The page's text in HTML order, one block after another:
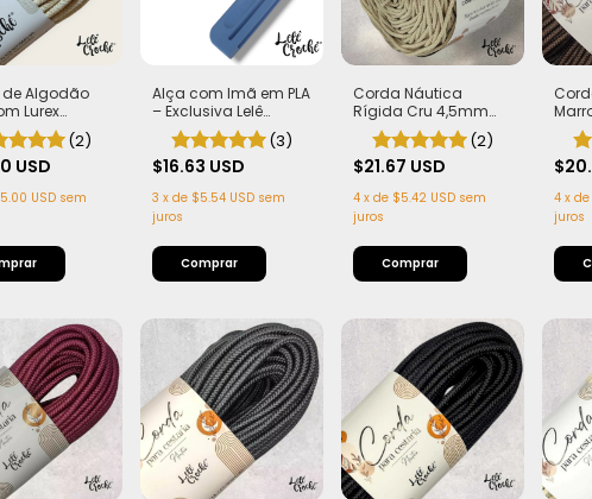
Algodão
Lurex
- Edição
| 100% (2)
USD
USD sem
Alça com Imã em PLA
– Exclusiva Lelê
Crochê
(3)
$16.63 USD
3 x de $5.54 USD sem
juros
Comprar
Corda Náutica
Rígida Cru 4,5mm
com Alma
(2)
$21.67 USD
4 x de $5.42 USD sem
juros
Comprar
4 x de
juros